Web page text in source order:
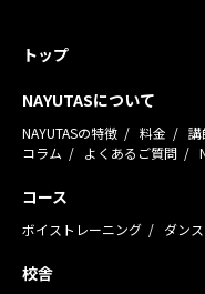
トップ
NAYUTASについて
NAYUTASの特徴 料金 講
コラム
よくあるご質問
コース
ボイストレーニング ダンス
校舎